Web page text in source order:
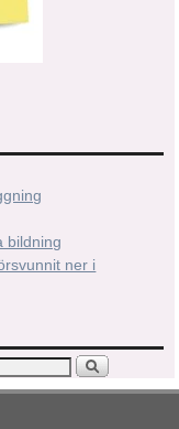
bildning
ner i